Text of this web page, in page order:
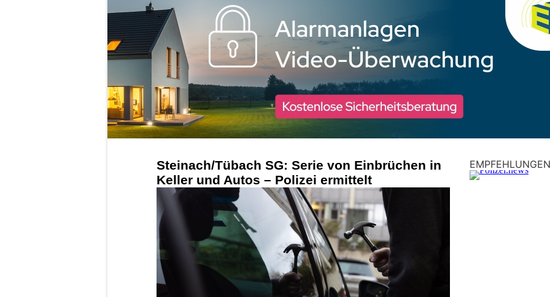
Steinach/Tübach SG: Serie von Einbrüchen in
Keller und Autos – Polizei ermittelt
EMPFEHLUNGEN